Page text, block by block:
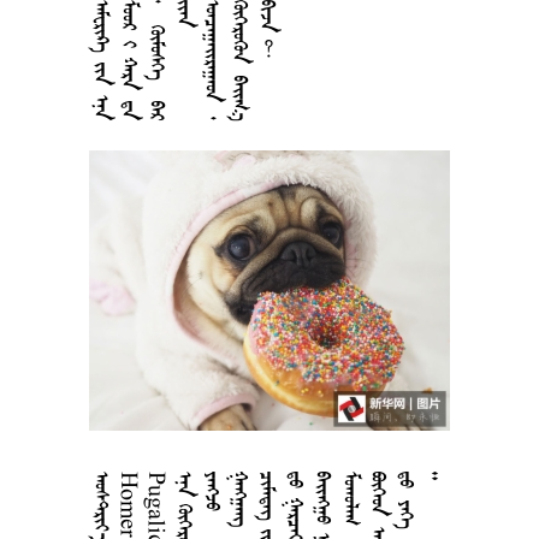





































































 
